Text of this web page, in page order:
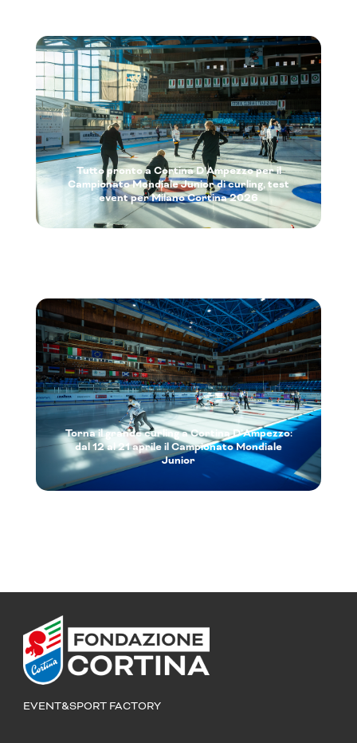
Tutto pronto a Cortina D’Ampezzo per il
Campionato Mondiale Junior di curling, test
event per Milano Cortina 2026
Torna il grande curling a Cortina D’Ampezzo:
dal 12 al 21 aprile il Campionato Mondiale
Junior
EVENT&SPORT FACTORY